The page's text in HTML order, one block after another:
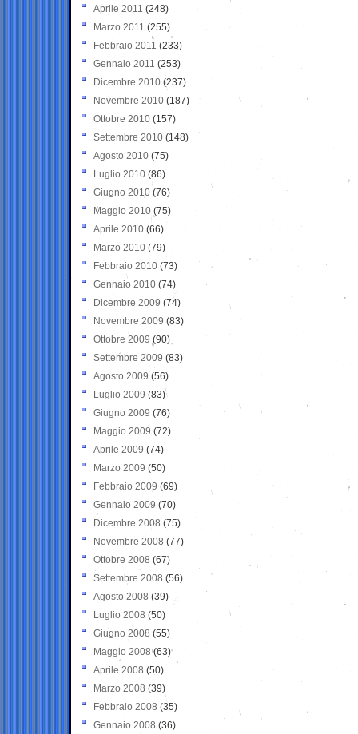
Aprile 2011 (248)
Marzo 2011 (255)
Febbraio 2011 (233)
Gennaio 2011 (253)
Dicembre 2010 (237)
Novembre 2010 (187)
Ottobre 2010 (157)
Settembre 2010 (148)
Agosto 2010 (75)
Luglio 2010 (86)
Giugno 2010 (76)
Maggio 2010 (75)
Aprile 2010 (66)
Marzo 2010 (79)
Febbraio 2010 (73)
Gennaio 2010 (74)
Dicembre 2009 (74)
Novembre 2009 (83)
Ottobre 2009 (90)
Settembre 2009 (83)
Agosto 2009 (56)
Luglio 2009 (83)
Giugno 2009 (76)
Maggio 2009 (72)
Aprile 2009 (74)
Marzo 2009 (50)
Febbraio 2009 (69)
Gennaio 2009 (70)
Dicembre 2008 (75)
Novembre 2008 (77)
Ottobre 2008 (67)
Settembre 2008 (56)
Agosto 2008 (39)
Luglio 2008 (50)
Giugno 2008 (55)
Maggio 2008(63)
Aprile 2008 (50)
Marzo 2008 (39)
Febbraio 2008 (35)
Gennaio 2008 (36)